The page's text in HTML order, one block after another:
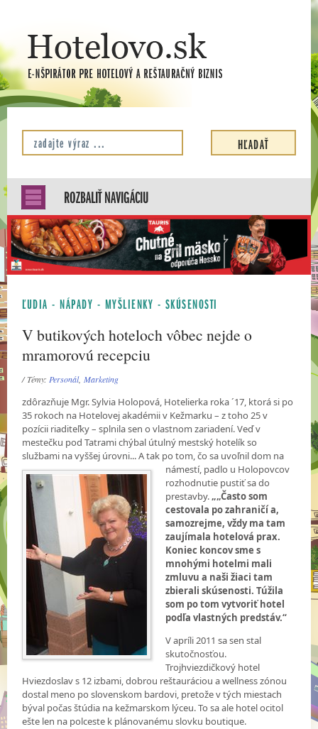
ROZBALIŤ NAVIGÁCIU
ĽUDIA - NÁPADY - MYŠLIENKY - SKÚSENOSTI
V butikových hoteloch vôbec nejde o
mramorovú recepciu
/ Témy: Personál,Marketing
zdôrazňuje Mgr. Sylvia Holopová, Hotelierka roka ´17, ktorá si po
35 rokoch na Hotelovej akadémii v Kežmarku – z toho 25 v
pozícii riaditeľky – splnila sen o vlastnom zariadení. Veď v
mestečku pod Tatrami chýbal útulný mestský hotelík so
službami na vyššej úrovni... A tak po tom, čo sa uvoľnil dom na
námestí, padlo u Holopovcov
rozhodnutie pustiť sa do
prestavby.„„Často som
cestovala po zahraničí a,
samozrejme, vždy ma tam
zaujímala hotelová prax.
Koniec koncov sme s
mnohými hotelmi mali
zmluvu a naši žiaci tam
zbierali skúsenosti. Túžila
som po tom vytvoriť hotel
podľa vlastných predstáv.“
V apríli 2011 sa sen stal
skutočnosťou.
Trojhviezdičkový hotel
Hviezdoslav s 12 izbami, dobrou reštauráciou a wellness zónou
dostal meno po slovenskom bardovi, pretože v tých miestach
býval počas štúdia na kežmarskom lýceu. To sa ale hotel ocitol
ešte len na polceste k plánovanému slovku boutique.